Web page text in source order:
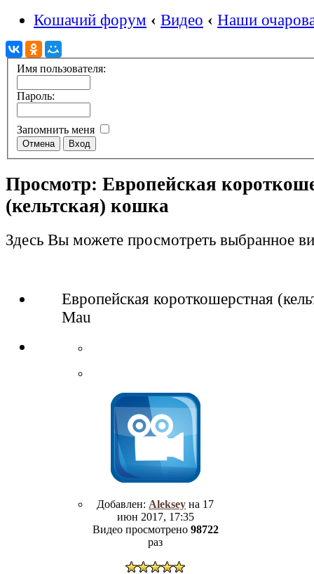
Кошачий форум ‹ Видео ‹ Наши
Имя пользователя:
Пароль:
Запомнить меня
Просмотр: Европейская
(кельтская) кошка
Здесь Вы можете просмотреть выбранное
Европейская короткошерстная
Mau
Добавлен: Aleksey на 17
июн 2017, 17:35
Видео просмотрено 98722
раз